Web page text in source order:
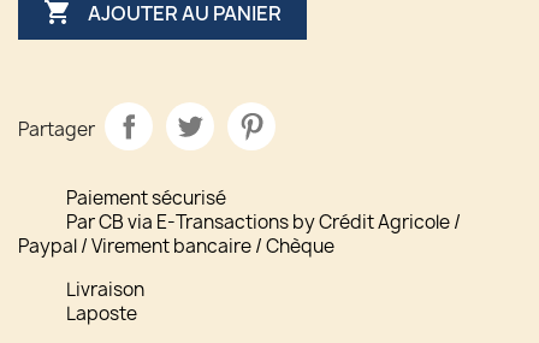
 AJOUTER AU PANIER
Partager
Paiement sécurisé
Par CB via E-Transactions by Crédit Agricole /
Paypal / Virement bancaire / Chèque
Livraison
Laposte